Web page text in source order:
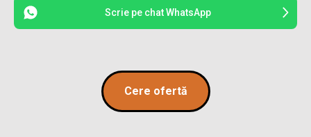
Scrie pe chat WhatsApp
Cere ofertă